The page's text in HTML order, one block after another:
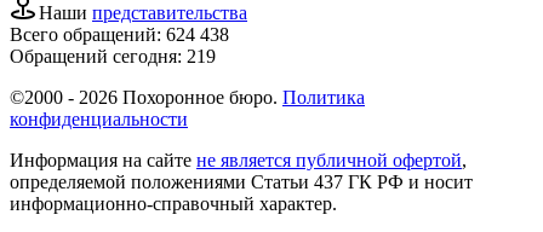
Наши представительства
Всего обращений: 624 438
Обращений сегодня: 219
©2000 - 2026 Похоронное бюро. Политика
конфиденциальности
Информация на сайте не является публичной офертой,
определяемой положениями Статьи 437 ГК РФ и носит
информационно-справочный характер.